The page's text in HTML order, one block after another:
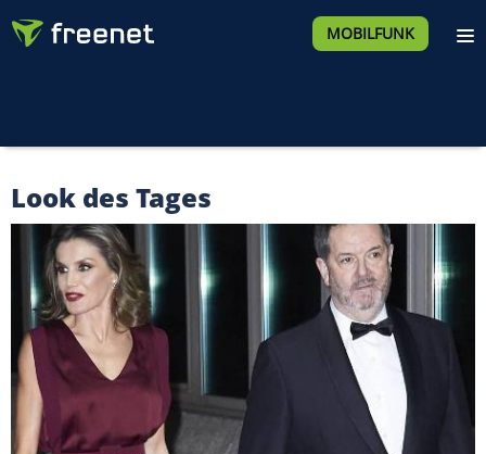
MOBILFUNK
Look des Tages